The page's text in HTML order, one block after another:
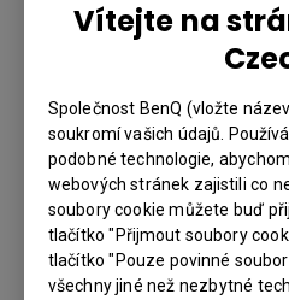
Vítejte na
Společnost BenQ (vložte
soukromí vašich údajů.
podobné technologie,
webových stránek zajistili co
soubory cookie můžete buď
tlačítko "Přijmout soubory
tlačítko "Pouze povinné
všechny jiné než nezbytné
Správa zařízení
Notes